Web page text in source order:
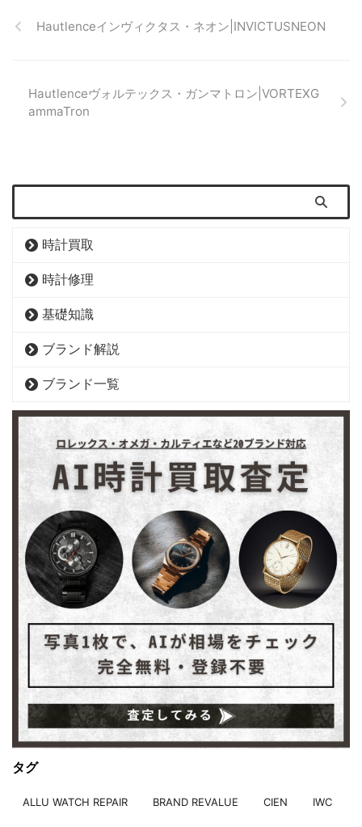
Hautlenceインヴィクタス・ネオン|INVICTUSNEON
Hautlenceヴォルテックス・ガンマトロン|VORTEXG
ammaTron
時計買取
時計修理
基礎知識
ブランド解説
ブランド一覧
タグ
ALLU WATCH REPAIR BRAND REVALUE CIEN IWC